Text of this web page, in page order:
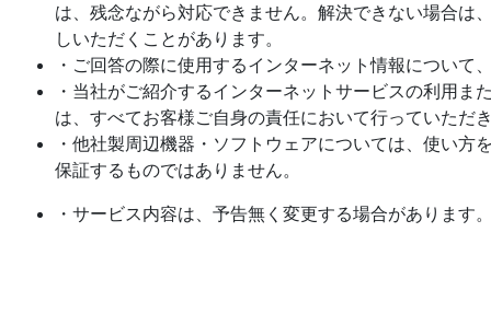
は、残念ながら対応できません。解決できない場合は
しいただくことがあります。
・ご回答の際に使用するインターネット情報について
・当社がご紹介するインターネットサービスの利用ま
は、すべてお客様ご自身の責任において行っていただ
・他社製周辺機器・ソフトウェアについては、使い方
保証するものではありません。
・サービス内容は、予告無く変更する場合があります